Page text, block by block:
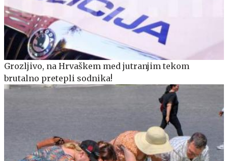
Grozljivo, na Hrvaškem med jutranjim tekom
brutalno pretepli sodnika!